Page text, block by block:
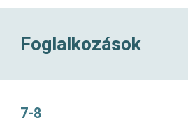
Foglalkozások
7-8